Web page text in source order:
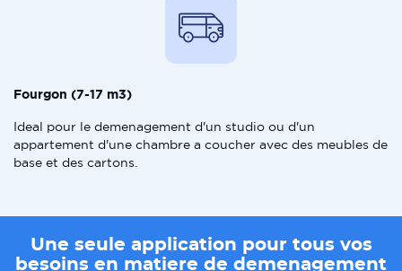
Fourgon (7-17 m3)
Ideal pour le demenagement d'un studio ou d'un
appartement d'une chambre a coucher avec des meubles de
base et des cartons.
Une seule application pour tous vos
besoins en matiere de demenagement